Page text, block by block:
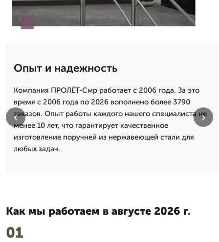
Опыт и надежность
Компания ПРОЛЁТ-Смр работает с 2006 года. За это
время с 2006 года по 2026 вополнено более 3790
заказов. Опыт работы каждого нашего специалиста не
менее 10 лет, что гарантирует качественное
изготовление поручней из нержавеющей стали для
любых задач.
‹ ›
Как мы работаем в августе 2026 г.
01